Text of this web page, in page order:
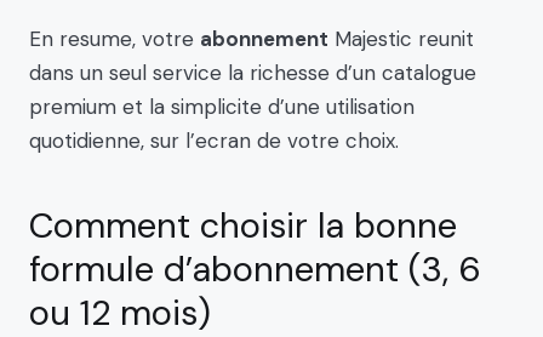
En resume, votre abonnement Majestic reunit
dans un seul service la richesse d’un catalogue
premium et la simplicite d’une utilisation
quotidienne, sur l’ecran de votre choix.
Comment choisir la bonne
formule d’abonnement (3, 6
ou 12 mois)